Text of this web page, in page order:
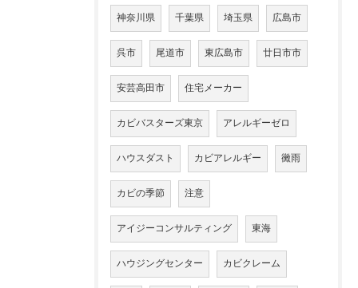
神奈川県 千葉県 埼玉県 広島市
呉市 尾道市 東広島市 廿日市市
安芸高田市 住宅メーカー
カビバスターズ東京 アレルギーゼロ
ハウスダスト カビアレルギー 黴雨
カビの季節 注意
アイジーコンサルティング 東海
ハウジングセンター カビクレーム